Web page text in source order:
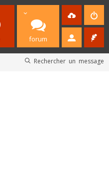
forum
Rechercher un message